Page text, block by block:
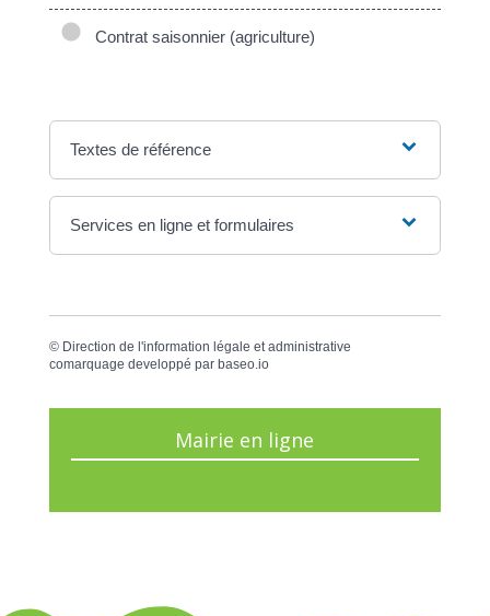
Contrat saisonnier (agriculture)
Textes de référence
Services en ligne et formulaires
© Direction de l'information légale et administrative
comarquage developpé par baseo.io
Mairie en ligne